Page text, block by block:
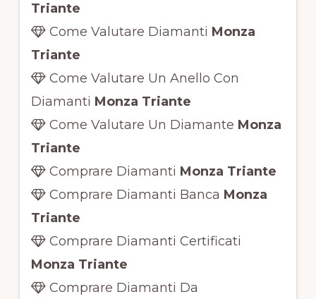
Triante
Come Valutare Diamanti Monza
Triante
Come Valutare Un Anello Con
Diamanti Monza Triante
Come Valutare Un Diamante Monza
Triante
Comprare Diamanti Monza Triante
Comprare Diamanti Banca Monza
Triante
Comprare Diamanti Certificati
Monza Triante
Comprare Diamanti Da